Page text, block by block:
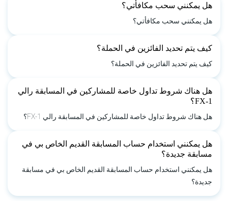
هل يمكنني سحب مكافأتي؟
هل يمكنني سحب مكافأتي؟
كيف يتم تحديد الفائزين في الحملة؟
كيف يتم تحديد الفائزين في الحملة؟
هل هناك شروط تداول خاصة للمشاركين في المسابقة رالي
FX-1؟
هل هناك شروط تداول خاصة للمشاركين في المسابقة رالي FX-1؟
هل يمكنني استخدام حساب المسابقة القديم الخاص بي في
مسابقة جديدة؟
هل يمكنني استخدام حساب المسابقة القديم الخاص بي في مسابقة
جديدة؟